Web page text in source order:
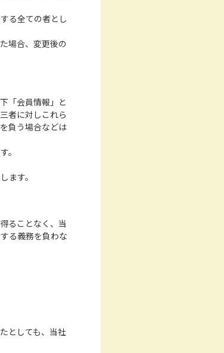
る全ての者とし
場合、変更後の
「会員情報」と
者に対しこれら
負う場合などは
。
ます。
ることなく、当
る義務を負わな
としても、当社